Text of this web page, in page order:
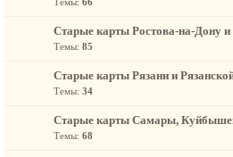
Старые карты Ростова-на-Дону и
Темы: 85
Старые карты Рязани и
Темы: 34
Старые карты Самары,
Темы: 68